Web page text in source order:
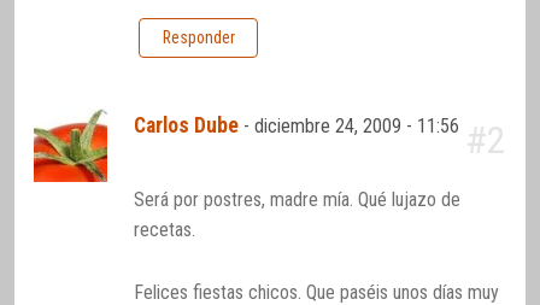
Responder
Carlos Dube -diciembre 24, 2009 - 11:56 #2
Será por postres, madre mía. Qué lujazo de
recetas.
Felices fiestas chicos. Que paséis unos días muy